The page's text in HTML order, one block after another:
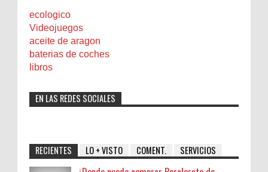
ecologico
Videojuegos
aceite de aragon
baterias de coches
libros
EN LAS REDES SOCIALES
RECIENTES LO + VISTO COMENT. SERVICIOS